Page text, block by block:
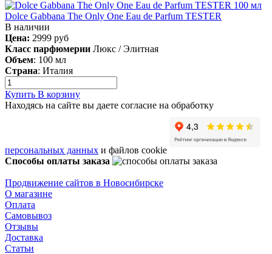
Dolce Gabbana The Only One Eau de Parfum TESTER
В наличии
Цена: 2999 руб
Класс парфюмерии Люкс / Элитная
Объем: 100 мл
Страна: Италия
Купить В корзину
Находясь на сайте вы даете согласие на обработку
персональных данных и файлов cookie
Способы оплаты заказа
Продвижение сайтов в Новосибирске
О магазине
Оплата
Самовывоз
Отзывы
Доставка
Статьи